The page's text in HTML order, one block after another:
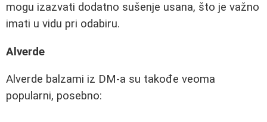
mogu izazvati dodatno sušenje usana, što je važno
imati u vidu pri odabiru.
Alverde
Alverde balzami iz DM-a su takođe veoma
popularni, posebno: